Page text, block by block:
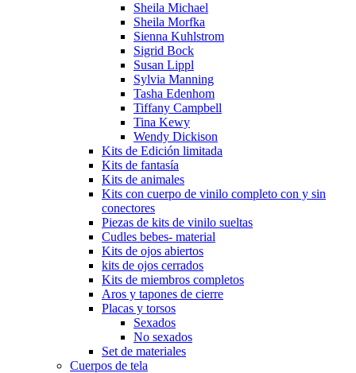
Sheila Michael
Sheila Morfka
Sienna Kuhlstrom
Sigrid Bock
Susan Lippl
Sylvia Manning
Tasha Edenhom
Tiffany Campbell
Tina Kewy
Wendy Dickison
Kits de Edición limitada
Kits de fantasía
Kits de animales
Kits con cuerpo de vinilo completo con y sin
conectores
Piezas de kits de vinilo sueltas
Cudles bebes- material
Kits de ojos abiertos
kits de ojos cerrados
Kits de miembros completos
Aros y tapones de cierre
Placas y torsos
Sexados
No sexados
Set de materiales
Cuerpos de tela